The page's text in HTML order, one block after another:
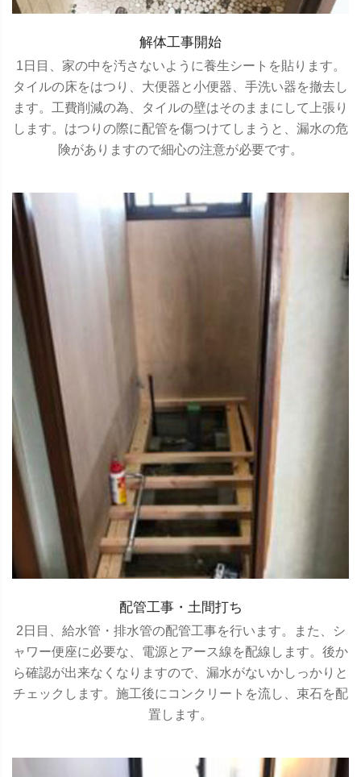
解体工事開始
1日目、家の中を汚さないように養生シートを貼ります。
タイルの床をはつり、大便器と小便器、手洗い器を撤去し
ます。工費削減の為、タイルの壁はそのままにして上張り
します。はつりの際に配管を傷つけてしまうと、漏水の危
険がありますので細心の注意が必要です。
配管工事・土間打ち
2日目、給水管・排水管の配管工事を行います。また、シ
ャワー便座に必要な、電源とアース線を配線します。後か
ら確認が出来なくなりますので、漏水がないかしっかりと
チェックします。施工後にコンクリートを流し、束石を配
置します。